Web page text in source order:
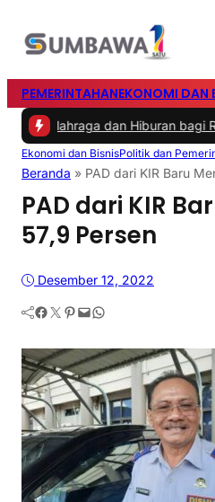
PEMERINTAHANEKONOMI DAN
Olahraga dan Hiburan bagi Rakyat
Ekonomi dan BisnisPolitik dan
Beranda » PAD dari KIR Baru
PAD dari KIR
57,9 Persen
Desember 12, 2022
Facebook Twitter Pinterest Mail WhatsApp